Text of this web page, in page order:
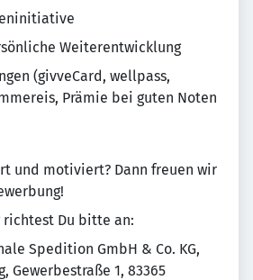
Weiterentwicklung
(givveCard, wellpass,
Prämie bei guten Noten
und motiviert? Dann freuen wir
richtest Du bitte an:
Spedition GmbH & Co. KG,
Gewerbestraße 1, 83365